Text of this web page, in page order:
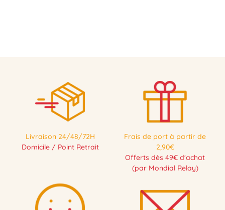
Livraison 24/48/72H
Domicile / Point Retrait
Frais de port à partir de
2,90€
Offerts dès 49€ d'achat
(par Mondial Relay)